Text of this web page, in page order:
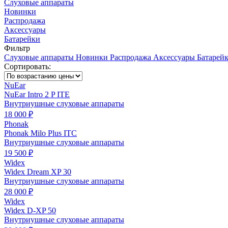
Слуховые аппараты
Новинки
Распродажа
Аксессуары
Батарейки
Фильтр
Слуховые аппараты Новинки Распродажа Аксессуары
Сортировать:
NuEar
NuEar Ιntro 2 P ITE
Внутриушные слуховые аппараты
18 000 ₽
Phonak
Phonak Milo Plus ITC
Внутриушные слуховые аппараты
19 500 ₽
Widex
Widex Dream XP 30
Внутриушные слуховые аппараты
28 000 ₽
Widex
Widex D-XP 50
Внутриушные слуховые аппараты